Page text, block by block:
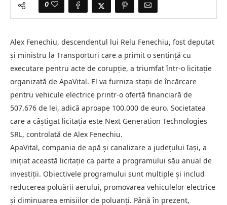
0
Alex Fenechiu, descendentul lui Relu Fenechiu, fost deputat
și ministru la Transporturi care a primit o sentință cu
executare pentru acte de corupție, a triumfat într-o licitație
organizată de ApaVital. El va furniza stații de încărcare
pentru vehicule electrice printr-o ofertă financiară de
507.676 de lei, adică aproape 100.000 de euro. Societatea
care a câștigat licitația este Next Generation Technologies
SRL, controlată de Alex Fenechiu.
ApaVital, compania de apă și canalizare a județului Iași, a
inițiat această licitație ca parte a programului său anual de
investiții. Obiectivele programului sunt multiple și includ
reducerea poluării aerului, promovarea vehiculelor electrice
și diminuarea emisiilor de poluanți. Până în prezent,